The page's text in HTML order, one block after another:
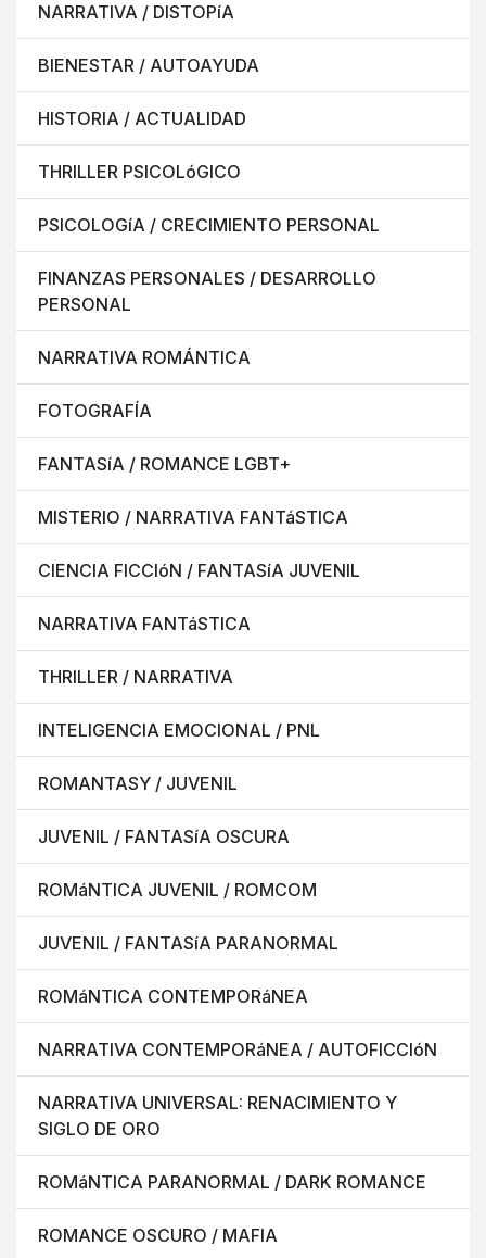
NARRATIVA / DISTOPíA
BIENESTAR / AUTOAYUDA
HISTORIA / ACTUALIDAD
THRILLER PSICOLóGICO
PSICOLOGíA / CRECIMIENTO PERSONAL
FINANZAS PERSONALES / DESARROLLO
PERSONAL
NARRATIVA ROMÁNTICA
FOTOGRAFÍA
FANTASíA / ROMANCE LGBT+
MISTERIO / NARRATIVA FANTáSTICA
CIENCIA FICCIóN / FANTASíA JUVENIL
NARRATIVA FANTáSTICA
THRILLER / NARRATIVA
INTELIGENCIA EMOCIONAL / PNL
ROMANTASY / JUVENIL
JUVENIL / FANTASíA OSCURA
ROMáNTICA JUVENIL / ROMCOM
JUVENIL / FANTASíA PARANORMAL
ROMáNTICA CONTEMPORáNEA
NARRATIVA CONTEMPORáNEA / AUTOFICCIóN
NARRATIVA UNIVERSAL: RENACIMIENTO Y
SIGLO DE ORO
ROMáNTICA PARANORMAL / DARK ROMANCE
ROMANCE OSCURO / MAFIA